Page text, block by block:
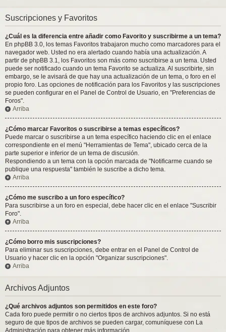
Suscripciones y Favoritos
¿Cuál es la diferencia entre añadir como Favorito y suscribirme a un tema?
En phpBB 3.0, los temas Favoritos trabajaron mucho como marcadores para el
navegador web. Usted no era alertado cuando había una actualización. A
partir de phpBB 3.1, los Favoritos son más como suscribirse a un tema. Usted
puede ser notificado cuando un tema Favorito se actualiza. Al suscribirte, sin
embargo, se le avisará de que hay una actualización de un tema, o foro en el
propio foro. Las opciones de notificación para los Favoritos y las suscripciones
se pueden configurar en el Panel de Control de Usuario, en "Preferencias de
Foros".
Arriba
¿Cómo marcar Favoritos o suscribirse a temas específicos?
Puede marcar o suscribirse a un tema específico haciendo clic en el enlace
correspondiente en el menú "Herramientas de Tema", ubicado cerca de la
parte superior e inferior de un tema de discusión.
Respondiendo a un tema con la opción marcada de "Notificarme cuando se
publique una respuesta" también le suscribe a dicho tema.
Arriba
¿Cómo me suscribo a un foro específico?
Para suscribirse a un foro en especial, debe hacer clic en el enlace "Suscribir
Foro".
Arriba
¿Cómo borro mis suscripciones?
Para eliminar sus suscripciones, debe entrar en el Panel de Control de
Usuario y hacer clic en la opción "Organizar suscripciones".
Arriba
Archivos Adjuntos
¿Qué archivos adjuntos son permitidos en este foro?
Cada foro puede permitir o no ciertos tipos de archivos adjuntos. Si no está
seguro de que tipos de archivos se pueden cargar, comuníquese con La
Administración para obtener más información.